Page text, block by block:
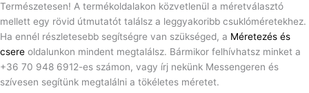
Természetesen! A termékoldalakon közvetlenül a méretválasztó
mellett egy rövid útmutatót találsz a leggyakoribb csuklóméretekhez.
Ha ennél részletesebb segítségre van szükséged, a Méretezés és
csere oldalunkon mindent megtalálsz. Bármikor felhívhatsz minket a
+36 70 948 6912-es számon, vagy írj nekünk Messengeren és
szívesen segítünk megtalálni a tökéletes méretet.